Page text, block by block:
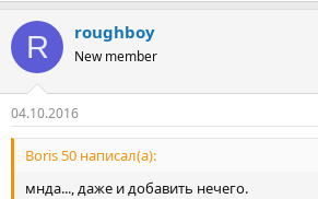
R roughboy
New member
04.10.2016
Boris 50 написал(а):
мнда..., даже и добавить нечего.